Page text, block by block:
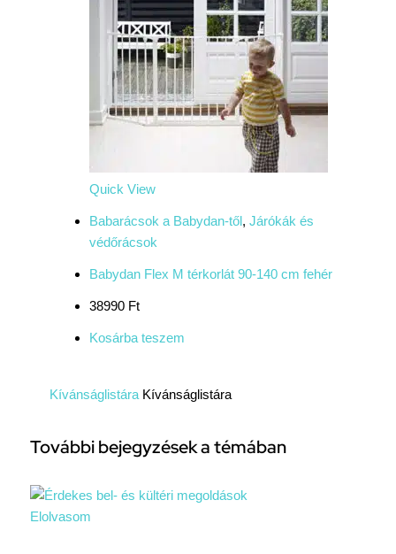
Quick View
Babarácsok a Babydan-től, Járókák és
védőrácsok
Babydan Flex M térkorlát 90-140 cm fehér
38990 Ft
Kosárba teszem
KívánságlistáraKívánságlistára
További bejegyzések a témában
Elolvasom